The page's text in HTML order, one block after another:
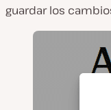
guardar los